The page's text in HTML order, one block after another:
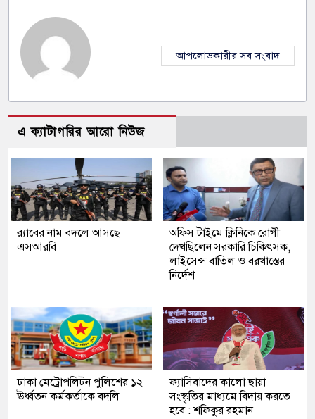
আপলোডকারীর সব সংবাদ
এ ক্যাটাগরির আরো নিউজ
র‍্যাবের নাম বদলে আসছে
এসআরবি
অফিস টাইমে ক্লিনিকে রোগী
দেখছিলেন সরকারি চিকিৎসক,
লাইসেন্স বাতিল ও বরখাস্তের
নির্দেশ
ঢাকা মেট্রোপলিটন পুলিশের ১২
ঊর্ধ্বতন কর্মকর্তাকে বদলি
ফ্যাসিবাদের কালো ছায়া
সংস্কৃতির মাধ্যমে বিদায় করতে
হবে : শফিকুর রহমান